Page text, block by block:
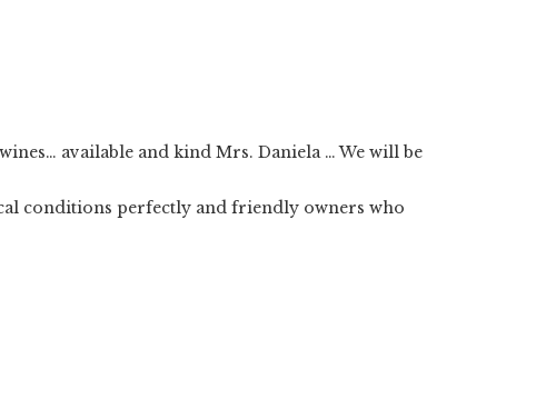
available and kind Mrs. Daniela … We will be
conditions perfectly and friendly owners who